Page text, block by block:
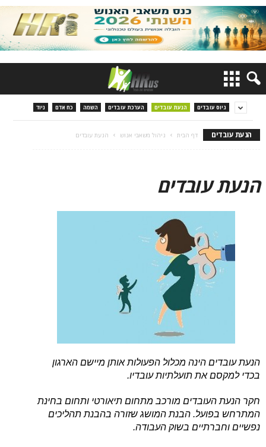
גיוס עובדים הנעת עובדים הערכת עובדים השמה כח אדם ניוד
הנעת עובדים דף הבית ניהול משאבי אנוש הנעת עובדים
הנעת עובדים
הנעת עובדים הינה מכלול הפעולות אותן מיישם הארגון
בכדי למקסם את תועלתיות עובדיו.
חקר הנעת העובדים מורכב מתחום תיאורטי ותחום בחינת
המתרחש בפועל. הבנת המושג שזורה בהבנת תהליכים
נפשיים וחברתיים בשוק העבודה.